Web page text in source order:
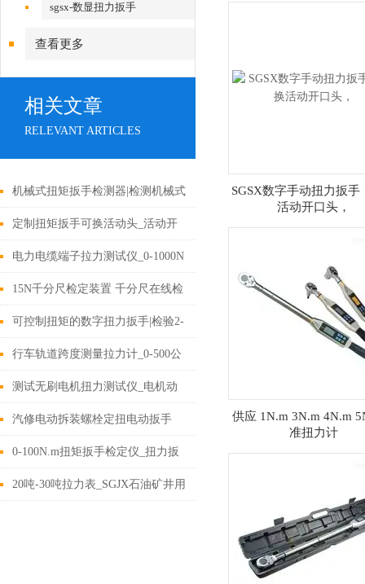
sgsx-数显扭力扳手
查看更多
相关文章
RELEVANT ARTICLES
机械式扭矩扳手检测器|检测机械式
扭矩扳手的仪器品牌
定制扭矩扳手可换活动头_活动开
口预置扭力扳手定制厂家
电力电缆端子拉力测试仪_0-1000N
线材压接端子拉力试验机价格
15N千分尺检定装置 千分尺在线检
定仪 手动数显量仪测力计厂家
可控制扭矩的数字扭力扳手|检验2-
180N.m扭力扳手可控制矩的
行车轨道跨度测量拉力计_0-500公
斤电子拉力计
测试无刷电机扭力测试仪_电机动
态扭矩在线测试台厂家
汽修电动拆装螺栓定扭电动扳手
_50-500N.m定扭电动扳手
0-100N.m扭矩扳手检定仪_扭力扳
手校验装置_力矩扳手检定仪价格
20吨-30吨拉力表_SGJX石油矿井用
SGSX数字手动扭力扳手
活动开口头，
供应 1N.m 3N.m 4N.m
准扭力计